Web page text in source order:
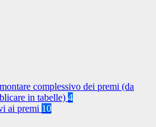
complessivo dei premi (da
in tabelle) 4
ai premi 10